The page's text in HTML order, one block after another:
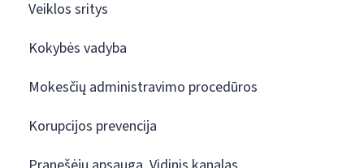
Veiklos sritys
Kokybės vadyba
Mokesčių administravimo procedūros
Korupcijos prevencija